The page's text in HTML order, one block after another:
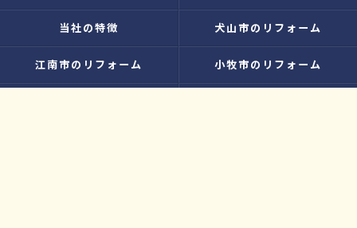
当社の特徴 犬山市のリフォーム
江南市のリフォーム 小牧市のリフォーム